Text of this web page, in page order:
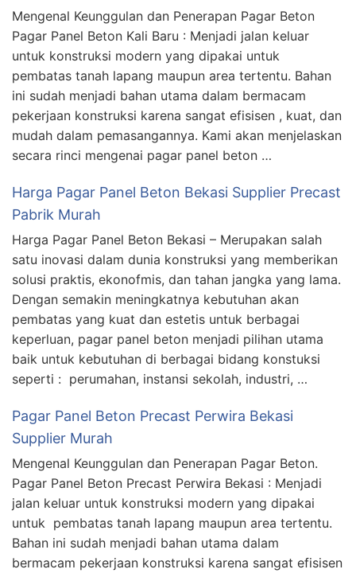
Mengenal Keunggulan dan Penerapan Pagar Beton
Pagar Panel Beton Kali Baru : Menjadi jalan keluar
untuk konstruksi modern yang dipakai untuk
pembatas tanah lapang maupun area tertentu. Bahan
ini sudah menjadi bahan utama dalam bermacam
pekerjaan konstruksi karena sangat efisisen , kuat, dan
mudah dalam pemasangannya. Kami akan menjelaskan
secara rinci mengenai pagar panel beton …
Harga Pagar Panel Beton Bekasi Supplier Precast
Pabrik Murah
Harga Pagar Panel Beton Bekasi – Merupakan salah
satu inovasi dalam dunia konstruksi yang memberikan
solusi praktis, ekonofmis, dan tahan jangka yang lama.
Dengan semakin meningkatnya kebutuhan akan
pembatas yang kuat dan estetis untuk berbagai
keperluan, pagar panel beton menjadi pilihan utama
baik untuk kebutuhan di berbagai bidang konstuksi
seperti : perumahan, instansi sekolah, industri, …
Pagar Panel Beton Precast Perwira Bekasi
Supplier Murah
Mengenal Keunggulan dan Penerapan Pagar Beton.
Pagar Panel Beton Precast Perwira Bekasi : Menjadi
jalan keluar untuk konstruksi modern yang dipakai
untuk pembatas tanah lapang maupun area tertentu.
Bahan ini sudah menjadi bahan utama dalam
bermacam pekerjaan konstruksi karena sangat efisisen